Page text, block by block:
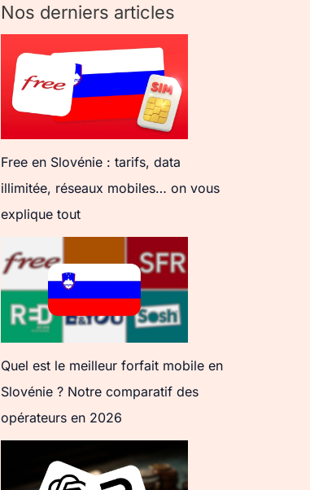
Nos derniers articles
Free en Slovénie : tarifs, data
illimitée, réseaux mobiles… on vous
explique tout
Quel est le meilleur forfait mobile en
Slovénie ? Notre comparatif des
opérateurs en 2026